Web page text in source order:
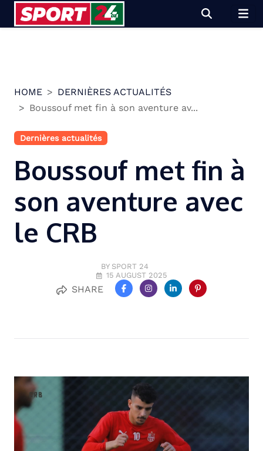
HOME
DERNIÈRES ACTUALITÉS
Boussouf met fin à son aventure av...
Dernières actualités
Boussouf met fin à
son aventure avec
le CRB
BY SPORT 24
15 AUGUST 2025
SHARE